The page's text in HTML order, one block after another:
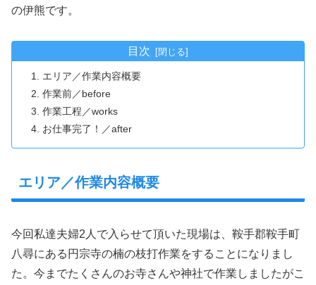
の伊熊です。
目次
エリア／作業内容概要
作業前／before
作業工程／works
お仕事完了！／after
エリア／作業内容概要
今回私達夫婦2人で入らせて頂いた現場は、鞍手郡鞍手町
八尋にある円宗寺の楠の枝打作業をすることになりまし
た。今までたくさんのお寺さんや神社で作業しましたがこ